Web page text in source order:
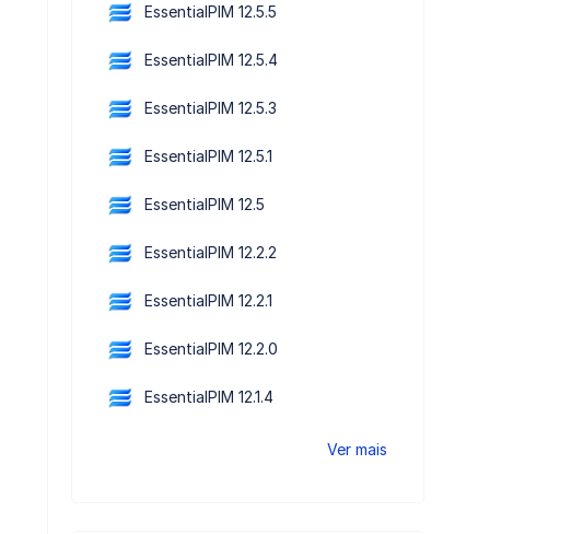
EssentialPIM 12.5.5
EssentialPIM 12.5.4
EssentialPIM 12.5.3
EssentialPIM 12.5.1
EssentialPIM 12.5
EssentialPIM 12.2.2
EssentialPIM 12.2.1
EssentialPIM 12.2.0
EssentialPIM 12.1.4
Ver mais